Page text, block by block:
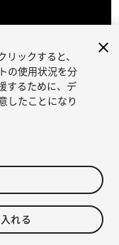
リックすると、
の使用状況を分
するために、デ
したことになり
れる